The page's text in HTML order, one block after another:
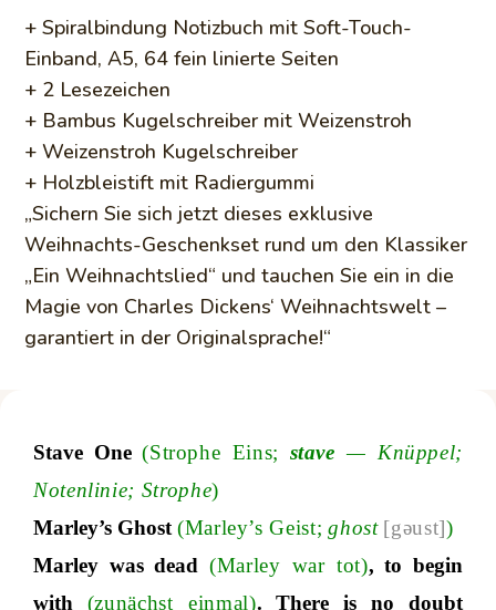
+ Spiralbindung Notizbuch mit Soft-Touch-
Einband, A5, 64 fein linierte Seiten
+ 2 Lesezeichen
+ Bambus Kugelschreiber mit Weizenstroh
+ Weizenstroh Kugelschreiber
+ Holzbleistift mit Radiergummi
„Sichern Sie sich jetzt dieses exklusive
Weihnachts-Geschenkset rund um den Klassiker
„Ein Weihnachtslied“ und tauchen Sie ein in die
Magie von Charles Dickens‘ Weihnachtswelt –
garantiert in der Originalsprache!“
Stave One (Strophe Eins; stave — Knüppel;
Notenlinie; Strophe)
Marley’s Ghost (Marley’s Geist; ghost [gəust])
Marley was dead(Marley war tot), to begin
with (zunächst einmal). There is no doubt